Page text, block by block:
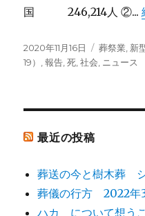
国 246,214人 ②...
投
稿
2020年11月16日
カ
テ
葬祭業 新
19）
,報告 ,死 ,社会 ニュース
最近の投稿
葬送の今と樹木葬
葬儀の行方 2022年
ハカ について想う